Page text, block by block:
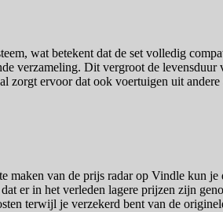
wat betekent dat de set volledig
verzameling. Dit vergroot de
ervoor dat ook voertuigen uit
van de prijs radar op Vindle kun je
er in het verleden lagere prijzen zijn
terwijl je verzekerd bent van de